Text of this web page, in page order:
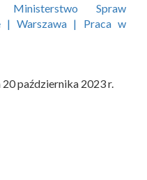
Spraw
| Warszawa | Praca w
października 2023 r.